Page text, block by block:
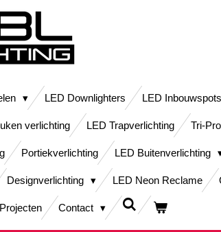
LED Downlighters LED Inbouwspots
verlichting LED Trapverlichting Tri-
Portiekverlichting LED Buitenverlichting
Designverlichting LED Neon Reclame
Projecten Contact